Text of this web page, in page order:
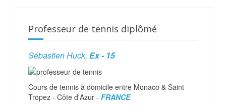
Professeur de tennis diplômé
Sébastien Huck, Ex - 15
Cours de tennis à domicile entre Monaco & Saint
Tropez - Côte d'Azur - FRANCE